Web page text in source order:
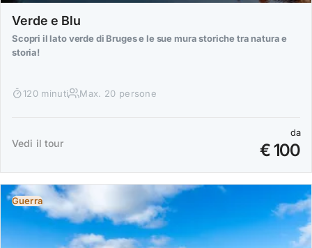
Verde e Blu
Scopri il lato verde di Bruges e le sue mura storiche tra natura e
storia!
120 minuti Max. 20 persone
Vedi il tour
da
€ 100
Guerra